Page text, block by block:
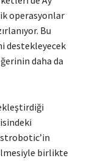
operasyonlar
Bu
destekleyecek
daha da
birlikte